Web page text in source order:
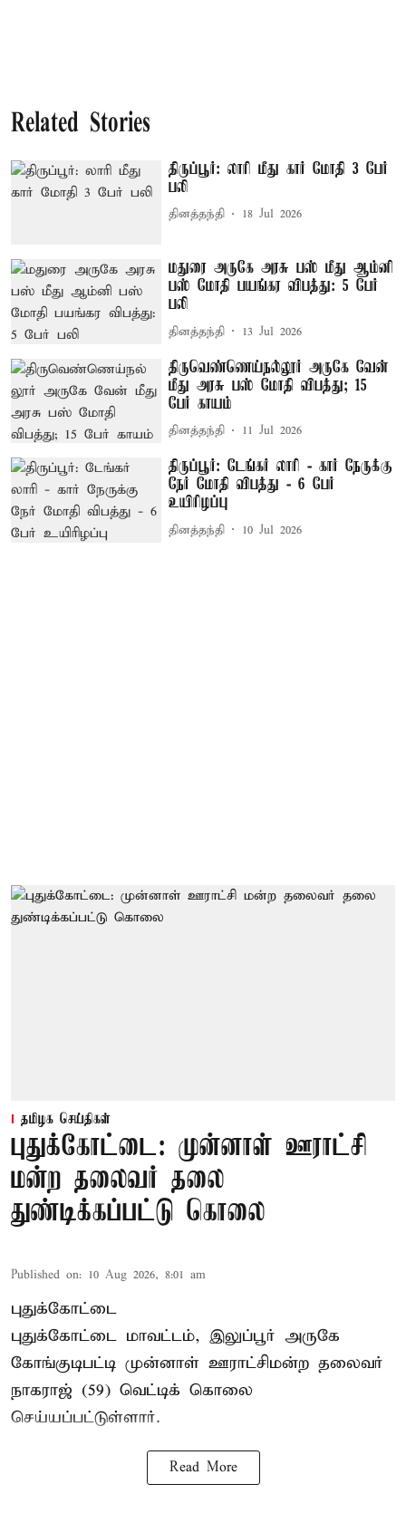
Related Stories
திருப்பூர்: லாரி மீது கார் மோதி 3 பேர்
பலி
தினத்தந்தி 18 Jul 2026
மதுரை அருகே அரசு பஸ் மீது ஆம்னி
பஸ் மோதி பயங்கர விபத்து: 5 பேர்
பலி
தினத்தந்தி 13 Jul 2026
திருவெண்ணெய்நல்லூர் அருகே வேன்
மீது அரசு பஸ் மோதி விபத்து; 15
பேர் காயம்
தினத்தந்தி 11 Jul 2026
திருப்பூர்: டேங்கர் லாரி - கார் நேருக்கு
நேர் மோதி விபத்து - 6 பேர்
உயிரிழப்பு
தினத்தந்தி 10 Jul 2026
தமிழக செய்திகள்
புதுக்கோட்டை: முன்னாள் ஊராட்சி
மன்ற தலைவர் தலை
துண்டிக்கப்பட்டு கொலை
Published on: 10 Aug 2026, 8:01 am
புதுக்கோட்டை
புதுக்கோட்டை மாவட்டம், இலுப்பூர் அருகே
கோங்குடிபட்டி முன்னாள் ஊராட்சிமன்ற தலைவர்
நாகராஜ் (59) வெட்டிக் கொலை
செய்யப்பட்டுள்ளார்.
Read More